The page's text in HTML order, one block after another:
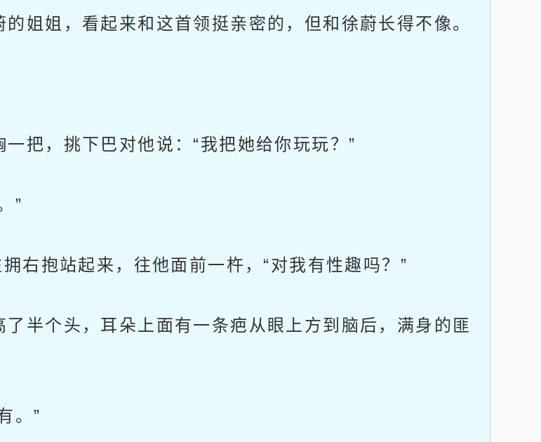
姐姐，看起来和这首领挺亲密的，但和徐蔚长得不像。
把，挑下巴对他说：“我把她给你玩玩？”
”
右抱站起来，往他面前一杵，“对我有性趣吗？”
半个头，耳朵上面有一条疤从眼上方到脑后，满身的匪
。”